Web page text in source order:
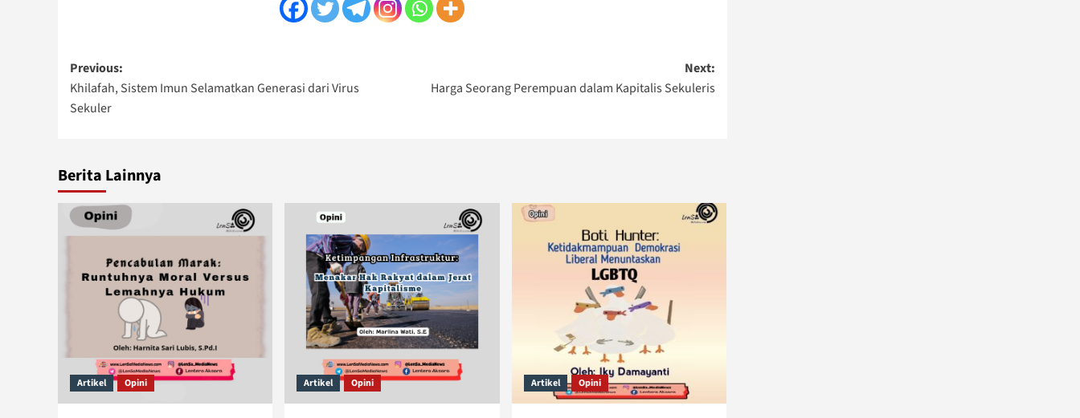
Post
navigation
Previous:
Khilafah, Sistem Imun Selamatkan Generasi dari Virus
Sekuler
Next:
Harga Seorang Perempuan dalam Kapitalis Sekuleris
Berita Lainnya
Artikel Opini Artikel Opini Artikel Opini